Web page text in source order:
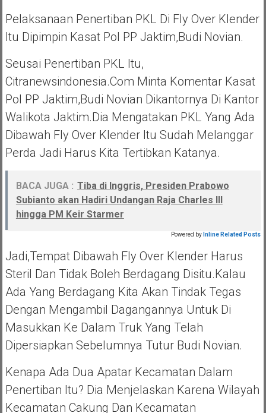
Pelaksanaan Penertiban PKL Di Fly Over Klender
Itu Dipimpin Kasat Pol PP Jaktim,Budi Novian.
Seusai Penertiban PKL Itu,
Citranewsindonesia.com Minta Komentar Kasat
Pol PP Jaktim,Budi Novian Dikantornya Di Kantor
Walikota Jaktim.Dia Mengatakan PKL Yang Ada
Dibawah Fly Over Klender Itu Sudah Melanggar
Perda Jadi Harus Kita Tertibkan Katanya.
BACA JUGA : Tiba di Inggris, Presiden Prabowo
Subianto akan Hadiri Undangan Raja Charles III
hingga PM Keir Starmer
Powered by Inline Related Posts
Jadi,tempat Dibawah Fly Over Klender Harus
Steril Dan Tidak Boleh Berdagang Disitu.Kalau
Ada Yang Berdagang Kita Akan Tindak Tegas
Dengan Mengambil Dagangannya Untuk Di
Masukkan Ke Dalam Truk Yang Telah
Dipersiapkan Sebelumnya Tutur Budi Novian.
Kenapa Ada Dua Apatar Kecamatan Dalam
Penertiban Itu? Dia Menjelaskan Karena Wilayah
Kecamatan Cakung Dan Kecamatan